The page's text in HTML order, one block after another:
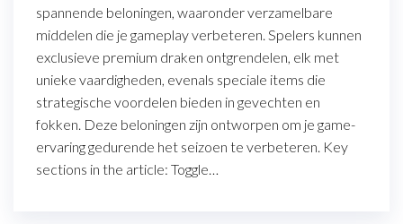
spannende beloningen, waaronder verzamelbare
middelen die je gameplay verbeteren. Spelers kunnen
exclusieve premium draken ontgrendelen, elk met
unieke vaardigheden, evenals speciale items die
strategische voordelen bieden in gevechten en
fokken. Deze beloningen zijn ontworpen om je game-
ervaring gedurende het seizoen te verbeteren. Key
sections in the article: Toggle…